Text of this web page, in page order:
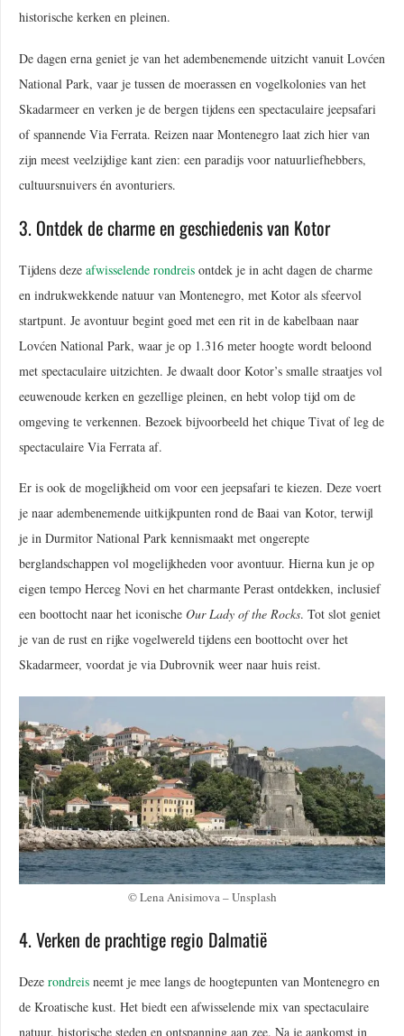
historische kerken en pleinen.
De dagen erna geniet je van het adembenemende uitzicht vanuit Lovćen
National Park, vaar je tussen de moerassen en vogelkolonies van het
Skadarmeer en verken je de bergen tijdens een spectaculaire jeepsafari
of spannende Via Ferrata. Reizen naar Montenegro laat zich hier van
zijn meest veelzijdige kant zien: een paradijs voor natuurliefhebbers,
cultuursnuivers én avonturiers.
3. Ontdek de charme en geschiedenis van Kotor
Tijdens deze afwisselende rondreis ontdek je in acht dagen de charme
en indrukwekkende natuur van Montenegro, met Kotor als sfeervol
startpunt. Je avontuur begint goed met een rit in de kabelbaan naar
Lovćen National Park, waar je op 1.316 meter hoogte wordt beloond
met spectaculaire uitzichten. Je dwaalt door Kotor’s smalle straatjes vol
eeuwenoude kerken en gezellige pleinen, en hebt volop tijd om de
omgeving te verkennen. Bezoek bijvoorbeeld het chique Tivat of leg de
spectaculaire Via Ferrata af.
Er is ook de mogelijkheid om voor een jeepsafari te kiezen. Deze voert
je naar adembenemende uitkijkpunten rond de Baai van Kotor, terwijl
je in Durmitor National Park kennismaakt met ongerepte
berglandschappen vol mogelijkheden voor avontuur. Hierna kun je op
eigen tempo Herceg Novi en het charmante Perast ontdekken, inclusief
een boottocht naar het iconische Our Lady of the Rocks. Tot slot geniet
je van de rust en rijke vogelwereld tijdens een boottocht over het
Skadarmeer, voordat je via Dubrovnik weer naar huis reist.
© Lena Anisimova – Unsplash
4. Verken de prachtige regio Dalmatië
Deze rondreis neemt je mee langs de hoogtepunten van Montenegro en
de Kroatische kust. Het biedt een afwisselende mix van spectaculaire
natuur, historische steden en ontspanning aan zee. Na je aankomst in